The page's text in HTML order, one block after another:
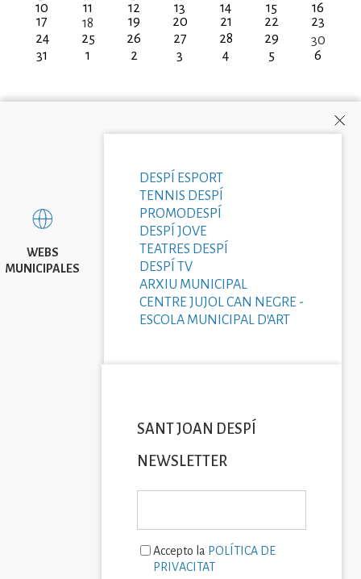
10
11 12 13 14 15
16
17
18 19 20 21 22
23
24
25 26 27 28 29
30
31
1 2 3 4 5 6
WEBS
MUNICIPALES
DESPÍ ESPORT
TENNIS DESPÍ
PROMODESPÍ
DESPÍ JOVE
TEATRES DESPÍ
DESPÍ TV
ARXIU MUNICIPAL
CENTRE JUJOL CAN NEGRE -
ESCOLA MUNICIPAL D'ART
SANT JOAN DESPÍ
NEWSLETTER
Accepto la POLÍTICA DE
PRIVACITAT